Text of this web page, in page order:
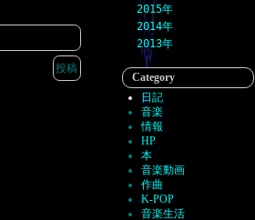
2015
2014
2013
Category
日記
音楽
情報
HP
本
音楽動画
作曲
K-POP
音楽生活